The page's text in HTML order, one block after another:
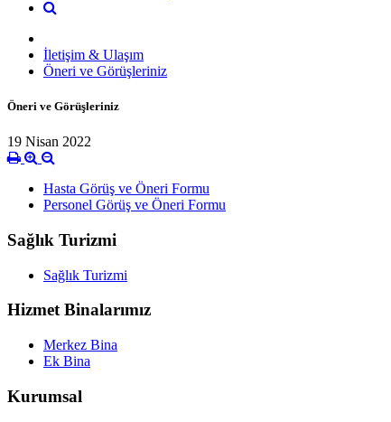
İletişim & Ulaşım
Öneri ve Görüşleriniz
Öneri ve Görüşleriniz
19 Nisan 2022
Hasta Görüş ve Öneri Formu
Personel Görüş ve Öneri Formu
Sağlık Turizmi
Sağlık Turizmi
Hizmet Binalarımız
Merkez Bina
Ek Bina
Kurumsal